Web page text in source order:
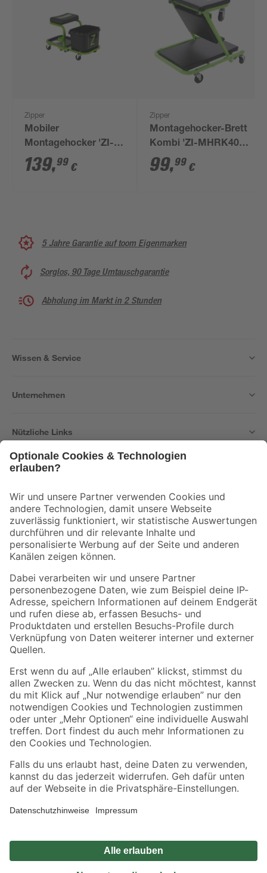
Zipper
Mobiler
Montagehocker 'ZI-
MHKW5'
schwarz/grün
139,99 €
Zipper
Montagehocker-Brett
Kombi 'ZI-MHRK40'
grün/schwarz
99,99 €
5 Jahre Garantie auf toom Eigenmarken
Sorglos, 90 Tage Umtauschgarantie
Abholung im Markt in 2 Stunden
Wissen & Service
Unternehmen
Nützliche Links
Der toom Newsletter: Keine Angebote und Aktionen mehr verpassen!
Zur Newsletter Anmeldung
Folge uns
Zahlungsarten Versandarten
Sicher einkaufen
Jetzt die toom-App herunterladen
Alle Preisangaben in EUR inkl. gesetzl. MwSt.. Die dargestellten Angebote sind unter
Umständen nicht in allen Märkten verfügbar. Die angegebenen Verfügbarkeiten beziehen
Produkte nur solange der Vorrat reicht.
*Paketversand ab 59 € versandkostenfrei, gilt nicht für Artikel mit Speditionsversand, hier
Privatsphäre Impressum
Nutzungsbedingungen
Widerrufsrecht
Vertrag widerrufen